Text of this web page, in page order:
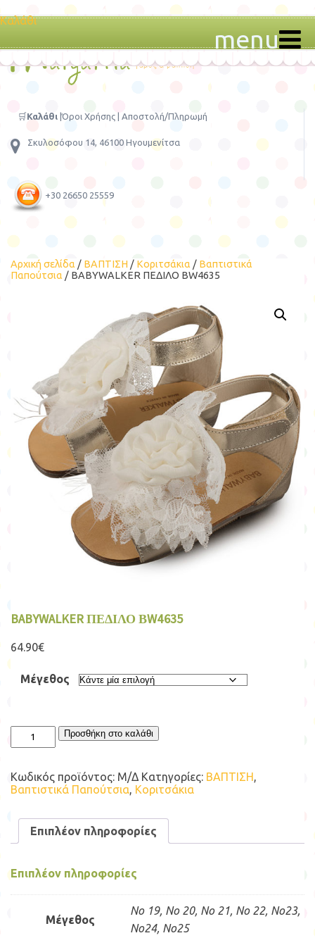
🛒Καλάθι |Όροι Χρήσης Αποστολή/Πληρωμή
Σκυλοσόφου 14, 46100 Ηγουμενίτσα
+30 26650 25559
Καλάθι
menu
Αρχική σελίδα / ΒΑΠΤΙΣΗ / Κοριτσάκια / Βαπτιστικά
Παπούτσια / BABYWALKER ΠΕΔΙΛΟ ΒW4635
BABYWALKER ΠΕΔΙΛΟ ΒW4635
64.90€
Μέγεθος
BABYWALKER
ΠΕΔΙΛΟ
ποσότητα
Προσθήκη στο καλάθι
Κωδικός προϊόντος: Μ/Δ Κατηγορίες: ΒΑΠΤΙΣΗ ,
Βαπτιστικά Παπούτσια, Κοριτσάκια
Επιπλέον πληροφορίες
Επιπλέον πληροφορίες
Μέγεθος
No 19, No 20, No 21, No 22, No23,
No24, No25